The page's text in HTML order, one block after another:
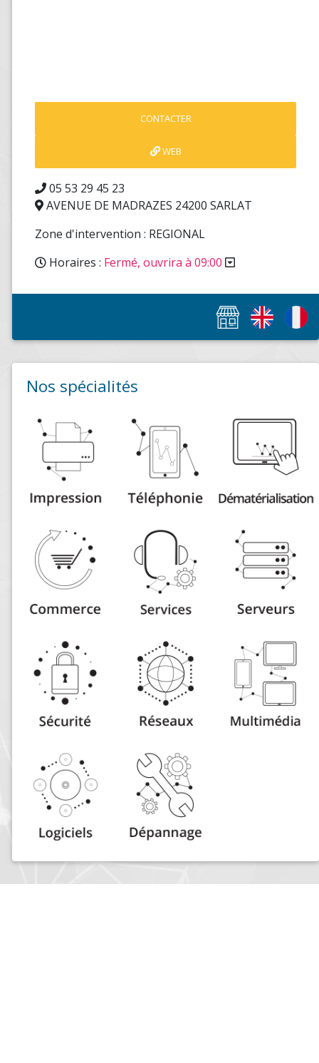
CONTACTER
WEB
05 53 29 45 23
AVENUE DE MADRAZES 24200 SARLAT
Zone d'intervention : REGIONAL
Horaires : Fermé, ouvrira à 09:00
Nos spécialités